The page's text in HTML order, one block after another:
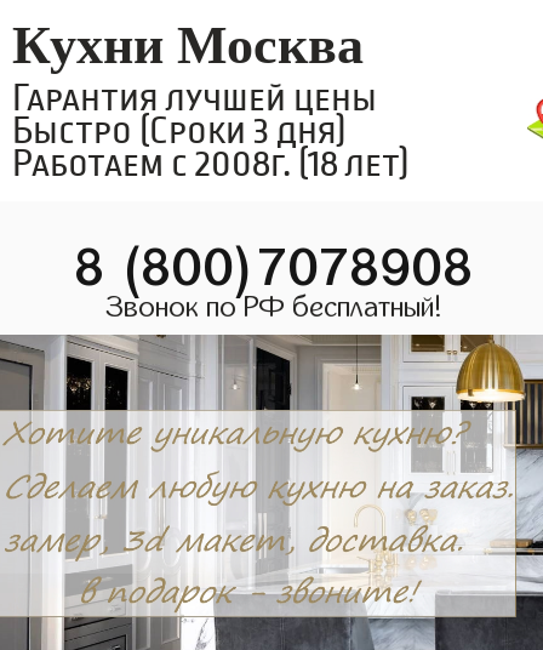
Кухни Москва
Гарантия лучшей цены
Быстро (Сроки 3 дня)
Работаем с 2008г. (18 лет)
8 (800)7078908
Звонок по РФ бесплатный!